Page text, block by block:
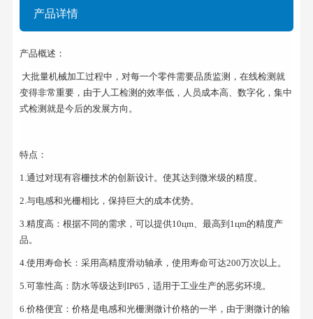
产品详情
产品概述：
 大批量机械加工过程中，对每一个零件需要品质监测，在线检测就
变得非常重要，由于人工检测的效率低，人员成本高、数字化，集中
式检测就是今后的发展方向。
特点：
1.通过对现有容栅技术的创新设计。使其达到微米级的精度。
2.与电感和光栅相比，保持巨大的成本优势。
3.精度高：根据不同的需求，可以提供10цm、最高到1цm的精度产
品。
4.使用寿命长：采用高精度滑动轴承，使用寿命可达200万次以上。
5.可靠性高：防水等级达到IP65，适用于工业生产的恶劣环境。
6.价格便宜：价格是电感和光栅测微计价格的一半，由于测微计的输